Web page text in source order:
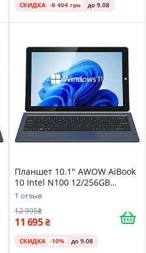
СКИДКА -9 404 грн до 9.08
Планшет 10.1" AWOW AiBook
10 Intel N100 12/256GB
Windows 11 Grey
1 отзыв
12 995
11 695
СКИДКА -10% до 9.08